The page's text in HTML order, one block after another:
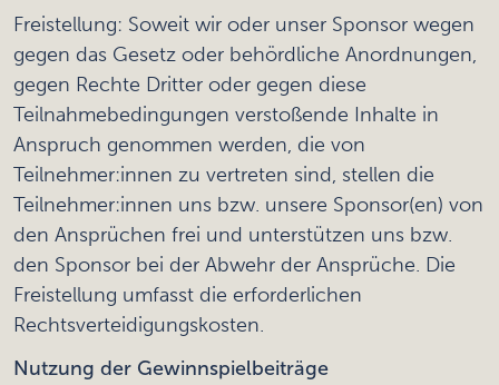
Freistellung: Soweit wir oder unser Sponsor wegen
gegen das Gesetz oder behördliche Anordnungen,
gegen Rechte Dritter oder gegen diese
Teilnahmebedingungen verstoßende Inhalte in
Anspruch genommen werden, die von
Teilnehmer:innen zu vertreten sind, stellen die
Teilnehmer:innen uns bzw. unsere Sponsor(en) von
den Ansprüchen frei und unterstützen uns bzw.
den Sponsor bei der Abwehr der Ansprüche. Die
Freistellung umfasst die erforderlichen
Rechtsverteidigungskosten.
Nutzung der Gewinnspielbeiträge